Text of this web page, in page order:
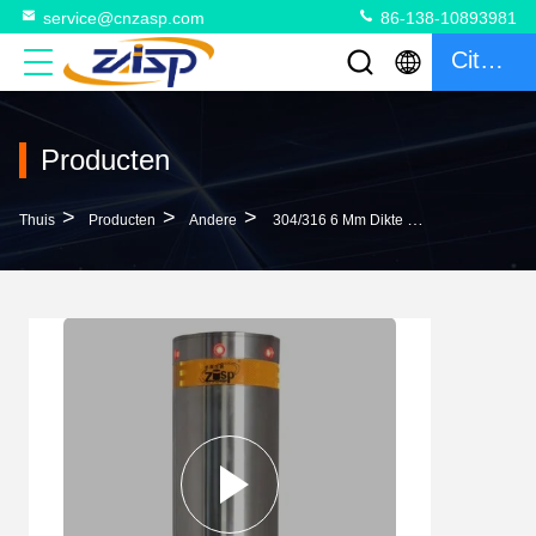
service@cnzasp.com 86-138-10893981
Citaat
Producten
Thuis > Producten > Andere > 304/316 6 Mm Dikte Oppervlakte Montage Bollards Automatisch Bollard Systeem